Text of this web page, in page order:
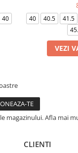
40
40 40.5 41.5
VEZI
magazinului. Afla mai
CLIENTI